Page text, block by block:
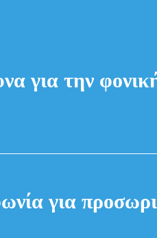
για την
για